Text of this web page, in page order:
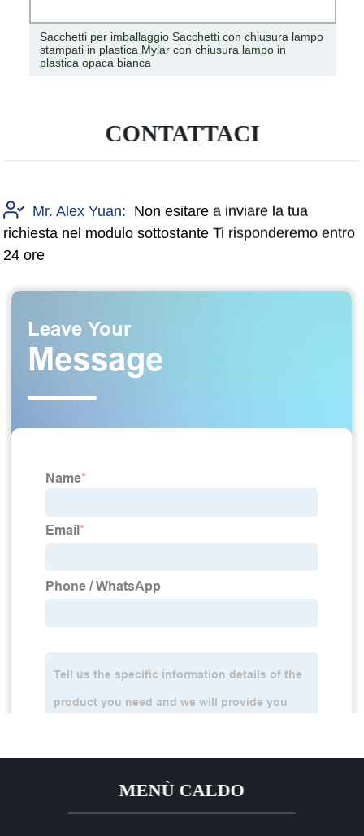
Sacchetti per imballaggio Sacchetti con chiusura lampo
stampati in plastica Mylar con chiusura lampo in
plastica opaca bianca
CONTATTACI
Mr. Alex Yuan: Non esitare a inviare la tua
richiesta nel modulo sottostante Ti risponderemo entro
24 ore
MENÙ CALDO